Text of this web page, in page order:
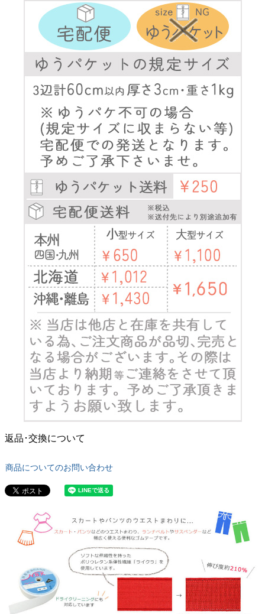
返品･交換について
商品についてのお問い合わせ